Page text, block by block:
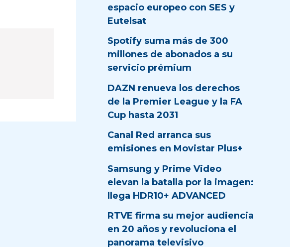
espacio europeo con SES y
Eutelsat
Spotify suma más de 300
millones de abonados a su
servicio prémium
DAZN renueva los derechos
de la Premier League y la FA
Cup hasta 2031
Canal Red arranca sus
emisiones en Movistar Plus+
Samsung y Prime Video
elevan la batalla por la imagen:
llega HDR10+ ADVANCED
RTVE firma su mejor audiencia
en 20 años y revoluciona el
panorama televisivo